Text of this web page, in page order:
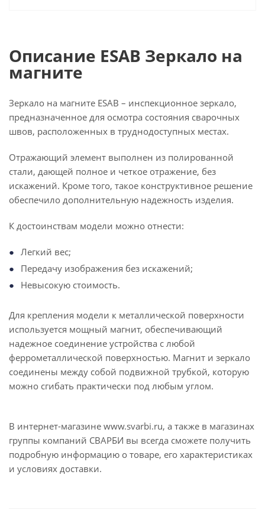
Описание ESAB Зеркало на
магните
Зеркало на магните ESAB – инспекционное зеркало,
предназначенное для осмотра состояния сварочных
швов, расположенных в труднодоступных местах.
Отражающий элемент выполнен из полированной
стали, дающей полное и четкое отражение, без
искажений. Кроме того, такое конструктивное решение
обеспечило дополнительную надежность изделия.
К достоинствам модели можно отнести:
Легкий вес;
Передачу изображения без искажений;
Невысокую стоимость.
Для крепления модели к металлической поверхности
используется мощный магнит, обеспечивающий
надежное соединение устройства с любой
феррометаллической поверхностью. Магнит и зеркало
соединены между собой подвижной трубкой, которую
можно сгибать практически под любым углом.
В интернет-магазине www.svarbi.ru, а также в магазинах
группы компаний СВАРБИ вы всегда сможете получить
подробную информацию о товаре, его характеристиках
и условиях доставки.